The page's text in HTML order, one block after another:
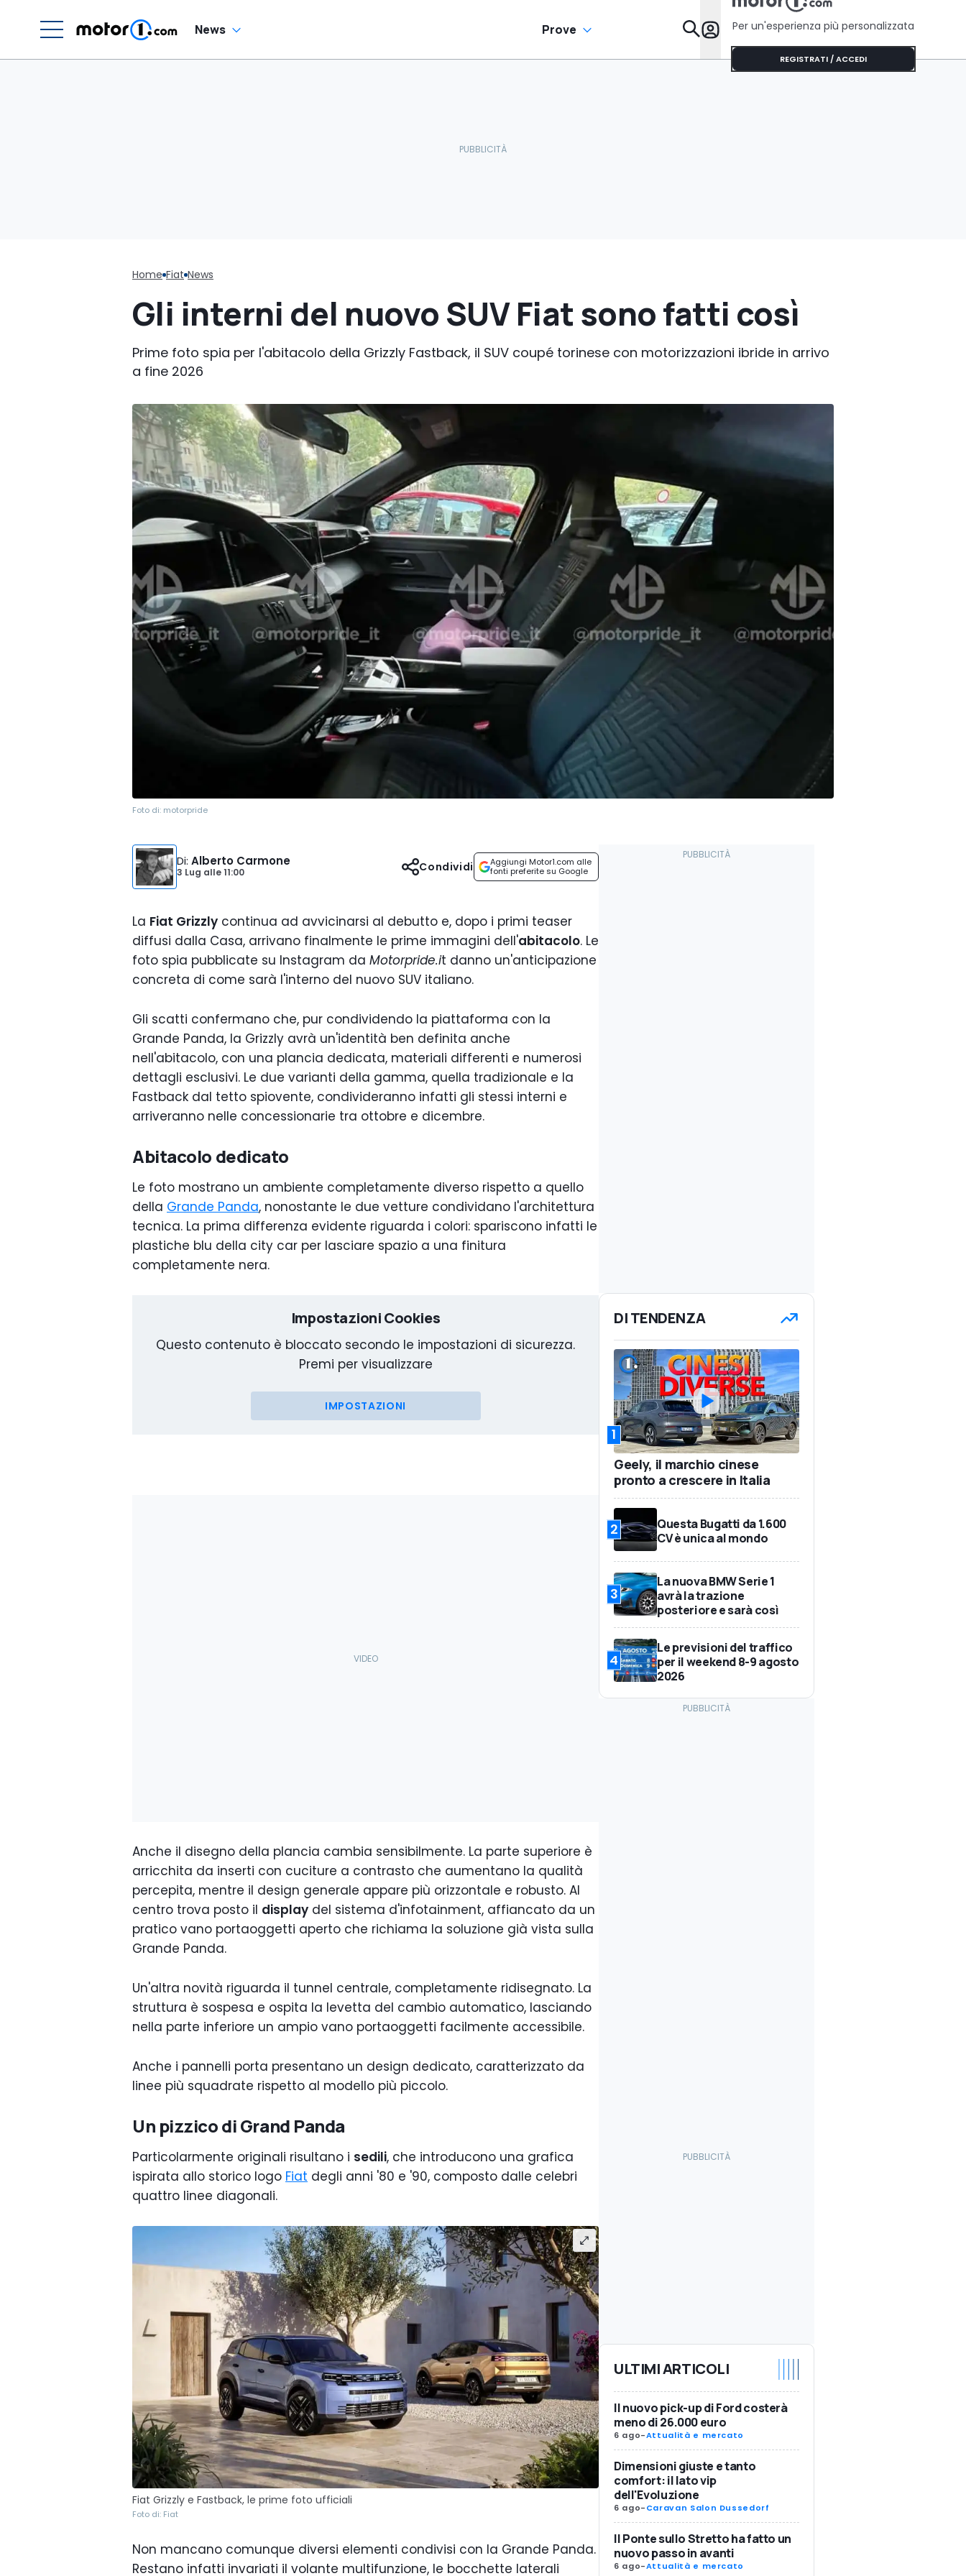
News Prove Da Sapere
Per un'esperienza più personalizzata
REGISTRATI / ACCEDI
Home Fiat News
Gli interni del nuovo SUV Fiat sono fatti così
Prime foto spia per l'abitacolo della Grizzly Fastback, il SUV coupé torinese con motorizzazioni ibride in arrivo
a fine 2026
Foto di: motorpride
Di: Alberto Carmone
3 Lug alle11:00
Aggiungi Motor1.com alle
fonti preferite su Google
Condividi
La Fiat Grizzly continua ad avvicinarsi al debutto e, dopo i primi teaser
diffusi dalla Casa, arrivano finalmente le prime immagini dell'abitacolo. Le
foto spia pubblicate su Instagram da Motorpride.it danno un'anticipazione
concreta di come sarà l'interno del nuovo SUV italiano.
Gli scatti confermano che, pur condividendo la piattaforma con la
Grande Panda, la Grizzly avrà un'identità ben definita anche
nell'abitacolo, con una plancia dedicata, materiali differenti e numerosi
dettagli esclusivi. Le due varianti della gamma, quella tradizionale e la
Fastback dal tetto spiovente, condivideranno infatti gli stessi interni e
arriveranno nelle concessionarie tra ottobre e dicembre.
Abitacolo dedicato
Le foto mostrano un ambiente completamente diverso rispetto a quello
della Grande Panda, nonostante le due vetture condividano l'architettura
tecnica. La prima differenza evidente riguarda i colori: spariscono infatti le
plastiche blu della city car per lasciare spazio a una finitura
completamente nera.
Impostazioni Cookies
Questo contenuto è bloccato secondo le impostazioni di sicurezza.
Premi per visualizzare
IMPOSTAZIONI
Anche il disegno della plancia cambia sensibilmente. La parte superiore è
arricchita da inserti con cuciture a contrasto che aumentano la qualità
percepita, mentre il design generale appare più orizzontale e robusto. Al
centro trova posto il display del sistema d'infotainment, affiancato da un
pratico vano portaoggetti aperto che richiama la soluzione già vista sulla
Grande Panda.
Un'altra novità riguarda il tunnel centrale, completamente ridisegnato. La
struttura è sospesa e ospita la levetta del cambio automatico, lasciando
nella parte inferiore un ampio vano portaoggetti facilmente accessibile.
Anche i pannelli porta presentano un design dedicato, caratterizzato da
linee più squadrate rispetto al modello più piccolo.
Un pizzico di Grand Panda
Particolarmente originali risultano i sedili, che introducono una grafica
ispirata allo storico logo Fiat degli anni '80 e '90, composto dalle celebri
quattro linee diagonali.
Fiat Grizzly e Fastback, le prime foto ufficiali
Foto di: Fiat
Non mancano comunque diversi elementi condivisi con la Grande Panda.
Restano infatti invariati il volante multifunzione, le bocchette laterali
DI TENDENZA
1
Geely, il marchio cinese
pronto a crescere in Italia
2
Questa Bugatti da 1.600
CV è unica al mondo
3
La nuova BMW Serie 1
avrà la trazione
posteriore e sarà così
4
Le previsioni del traffico
per il weekend 8-9 agosto
2026
ULTIMI ARTICOLI
Il nuovo pick-up di Ford costerà
meno di 26.000 euro
6 ago-Attualità e mercato
Dimensioni giuste e tanto
comfort: il lato vip
dell'Evoluzione
6 ago-Caravan Salon Dussedorf
Il Ponte sullo Stretto ha fatto un
nuovo passo in avanti
6 ago-Attualità e mercato